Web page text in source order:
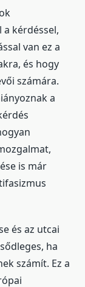
kérdéssel,
van ez a
és hogy
számára.
a
is már
és az utcai
ha
számít. Ez a